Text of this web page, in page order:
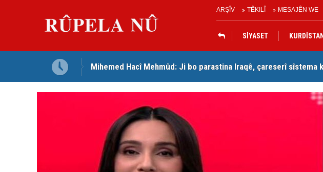
ARŞÎV TÊKILÎ MESAJÊN WE
SİYASET KURDİSTAN
Mihemed Hacî Mehmûd: Ji bo parastina Iraqê, çareserî sîstema